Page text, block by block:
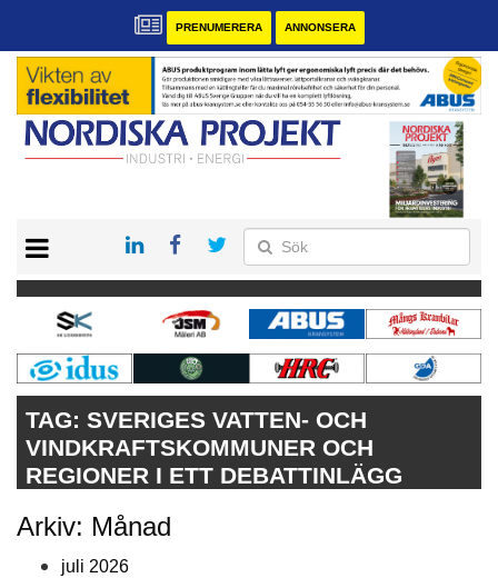
PRENUMERERA ANNONSERA
KONTAKT
VÅRA ANDRA MAGASIN
PRENUMERERA
ANNONSERA
TAG: SVERIGES VATTEN- OCH
VINDKRAFTSKOMMUNER OCH
REGIONER I ETT DEBATTINLÄGG
Arkiv: Månad
juli 2026